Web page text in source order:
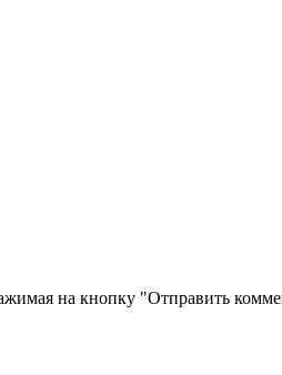
на кнопку "Отправить